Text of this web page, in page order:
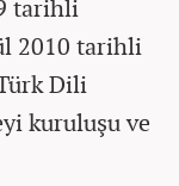
tarihli
2010 tarihli
Dili
kuruluşu ve